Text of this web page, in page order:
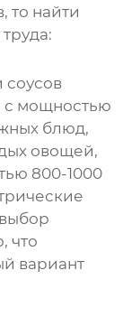
то найти
соусов
с мощностью
блюд,
овощей,
800-1000
что
вариант